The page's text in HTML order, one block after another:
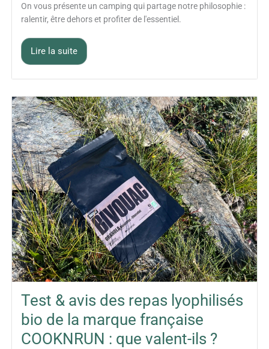
On vous présente un camping qui partage notre philosophie :
ralentir, être dehors et profiter de l'essentiel.
Lire la suite
Test & avis des repas lyophilisés
bio de la marque française
COOKNRUN : que valent-ils ?